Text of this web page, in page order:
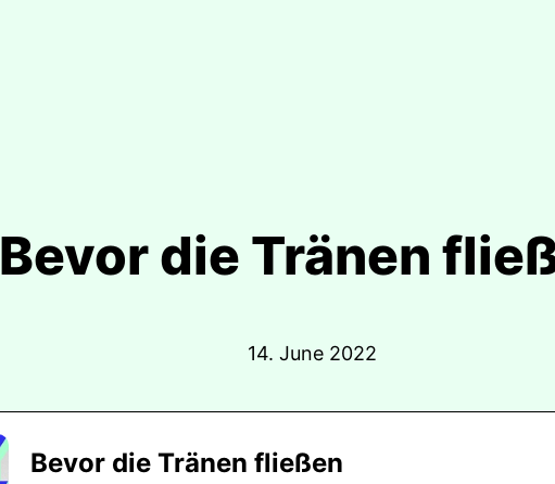
Bevor die Tränen
14. June 2022